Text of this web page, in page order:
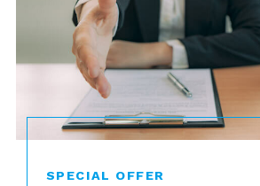
SPECIAL OFFER